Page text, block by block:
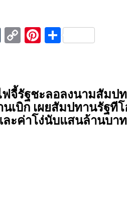
Tumblr
CopyPinterest
Share
จี้รัฐชะลอลงนามสัมป
เบิก เผยสัมปทานรัฐที
ละค่าโง่นับแสนล้านบ